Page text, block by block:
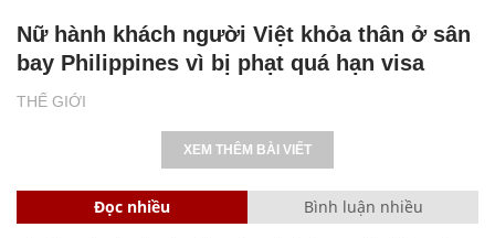
THẾ GIỚI
Nữ hành khách người Việt khỏa thân ở sân
bay Philippines vì bị phạt quá hạn visa
XEM THÊM BÀI VIẾT
Đọc nhiều Bình luận nhiều